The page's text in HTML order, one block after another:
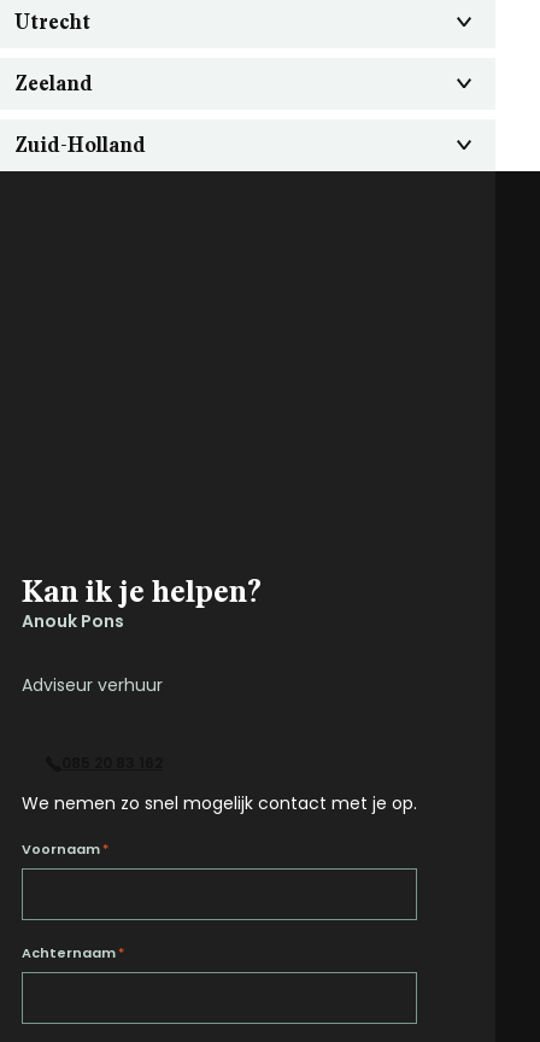
Utrecht
Zeeland
Zuid-Holland
Kan ik je helpen?
Anouk Pons
Adviseur verhuur
We nemen zo snel mogelijk contact met je op.
Voornaam*
Achternaam*